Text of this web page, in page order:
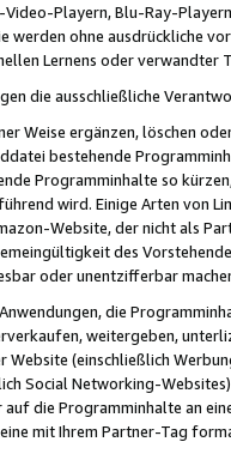
Playern, Blu-Ray-
werden ohne ausdrückliche
Lernens oder
die ausschließliche
Weise ergänzen, löschen
bestehende
Programminhalte so
wird. Einige Arten von
Website, der nicht als
des
oder unentzifferbar
die
weitergeben,
Website (einschließlich
Social Networking-
die Programminhalte an
mit Ihrem Partner-Tag